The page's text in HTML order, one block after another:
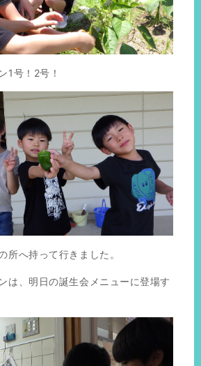
1号！2号！
所へ持って行きました。
は、明日の誕生会メニューに登場す